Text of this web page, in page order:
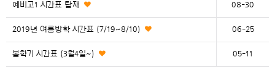
예비고1 시간표 탑재 08-30
2019년 여름방학 시간표 (7/19~8/10) 06-25
봄학기 시간표 (3월4일~) 05-11